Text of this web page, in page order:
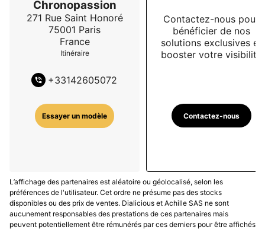
Chronopassion
271 Rue Saint Honoré
75001 Paris
France
Itinéraire
+33142605072
Essayer un modèle
Contactez-nous pour
bénéficier de nos
solutions exclusives et
booster votre visibilité
Contactez-nous
L’affichage des partenaires est aléatoire ou géolocalisé, selon les
préférences de l'utilisateur. Cet ordre ne présume pas des stocks
disponibles ou des prix de ventes. Dialicious et Achille SAS ne sont
aucunement responsables des prestations de ces partenaires mais
peuvent potentiellement être rémunérés par ces derniers pour être affichés